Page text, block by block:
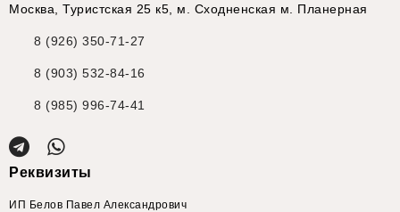
Реквизиты
ИП Белов Павел Александрович
Москва, Туристская 25 к5, м. Сходненская м. Планерная
8 (926) 350-71-27
8 (903) 532-84-16
8 (985) 996-74-41